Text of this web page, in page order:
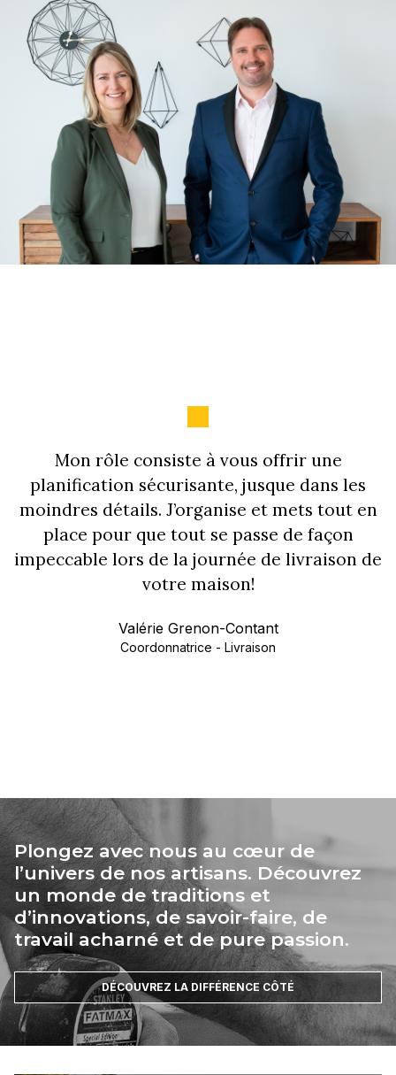
Mon rôle consiste à vous offrir une
planification sécurisante, jusque dans les
moindres détails. J’organise et mets tout en
place pour que tout se passe de façon
impeccable lors de la journée de livraison de
votre maison!
Valérie Grenon-Contant
Coordonnatrice - Livraison
Plongez avec nous au cœur de
l’univers de nos artisans. Découvrez
un monde de traditions et
d’innovations, de savoir-faire, de
travail acharné et de pure passion.
DÉCOUVREZ LA DIFFÉRENCE CÔTÉ